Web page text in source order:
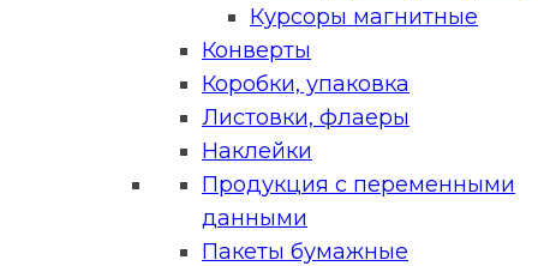
Курсоры магнитные
Конверты
Коробки, упаковка
Листовки, флаеры
Наклейки
Продукция с переменными
данными
Пакеты бумажные